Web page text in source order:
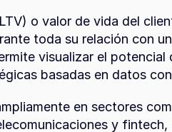
o valor de vida del
toda su relación con
visualizar el
basadas en datos
en sectores
y